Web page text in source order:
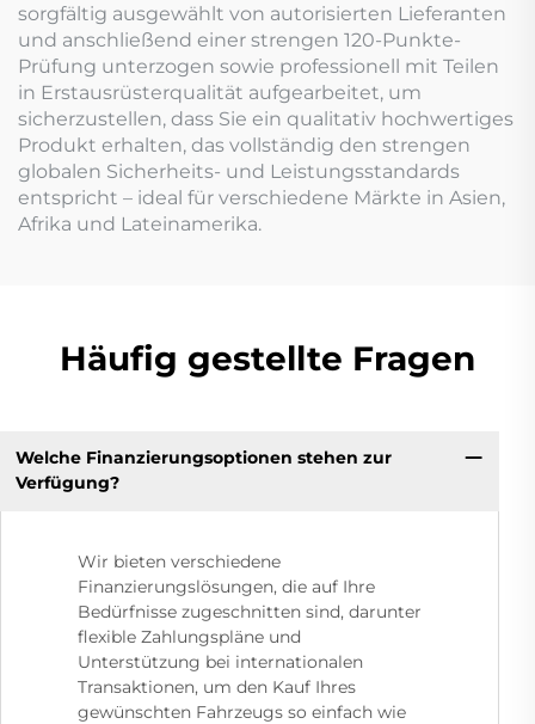
sorgfältig ausgewählt von autorisierten Lieferanten
und anschließend einer strengen 120-Punkte-
Prüfung unterzogen sowie professionell mit Teilen
in Erstausrüsterqualität aufgearbeitet, um
sicherzustellen, dass Sie ein qualitativ hochwertiges
Produkt erhalten, das vollständig den strengen
globalen Sicherheits- und Leistungsstandards
entspricht – ideal für verschiedene Märkte in Asien,
Afrika und Lateinamerika.
Häufig gestellte Fragen
Welche Finanzierungsoptionen stehen zur
Verfügung?
Wir bieten verschiedene
Finanzierungslösungen, die auf Ihre
Bedürfnisse zugeschnitten sind, darunter
flexible Zahlungspläne und
Unterstützung bei internationalen
Transaktionen, um den Kauf Ihres
gewünschten Fahrzeugs so einfach wie